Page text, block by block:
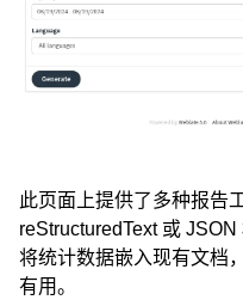
navigation of 支持的文件格
此页面上提供了多种报告
reStructuredText 或
将统计数据嵌入现有文档
有用。